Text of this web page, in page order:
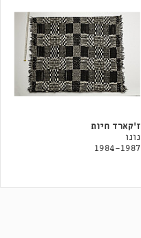
ז'קארד חיות
נונו
1984-1987